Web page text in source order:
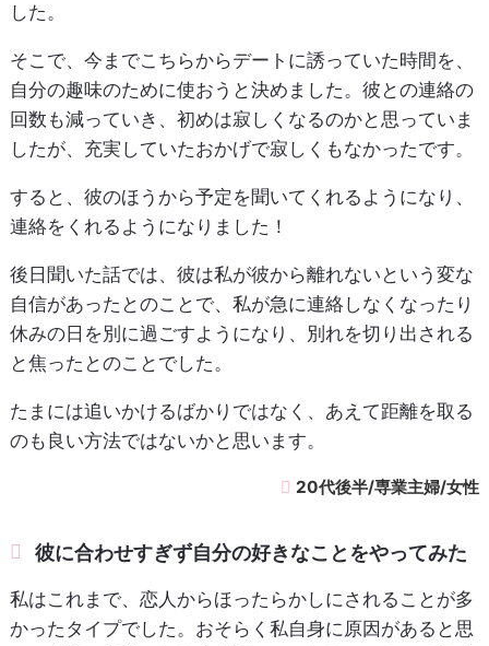
した。
そこで、今までこちらからデートに誘っていた時間を、
自分の趣味のために使おうと決めました。彼との連絡の
回数も減っていき、初めは寂しくなるのかと思っていま
したが、充実していたおかげで寂しくもなかったです。
すると、彼のほうから予定を聞いてくれるようになり、
連絡をくれるようになりました！
後日聞いた話では、彼は私が彼から離れないという変な
自信があったとのことで、私が急に連絡しなくなったり
休みの日を別に過ごすようになり、別れを切り出される
と焦ったとのことでした。
たまには追いかけるばかりではなく、あえて距離を取る
のも良い方法ではないかと思います。
20代後半/専業主婦/女性
彼に合わせすぎず自分の好きなことをやってみた
私はこれまで、恋人からほったらかしにされることが多
かったタイプでした。おそらく私自身に原因があると思